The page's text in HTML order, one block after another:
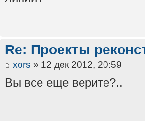
Re: Проекты
xors » 12 дек 2012, 20:59
Вы все еще верите?..